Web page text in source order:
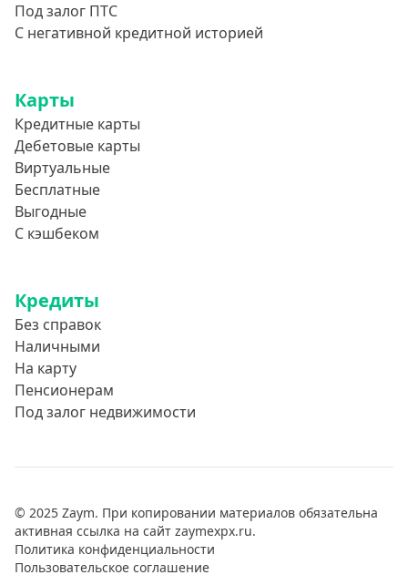
Под залог ПТС
С негативной кредитной историей
Карты
Кредитные карты
Дебетовые карты
Виртуальные
Бесплатные
Выгодные
С кэшбеком
Кредиты
Без справок
Наличными
На карту
Пенсионерам
Под залог недвижимости
© 2025 Zaym. При копировании материалов обязательна
активная ссылка на сайт zaymexpx.ru.
Политика конфиденциальности
Пользовательское соглашение